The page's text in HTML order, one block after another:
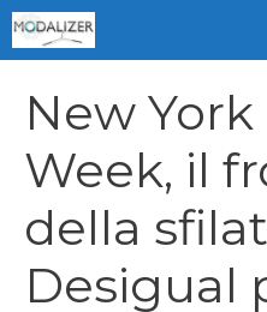
Vai
al
New
Week, il
della
Desigual